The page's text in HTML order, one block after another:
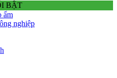
BẬT
ẩm
nghiệp